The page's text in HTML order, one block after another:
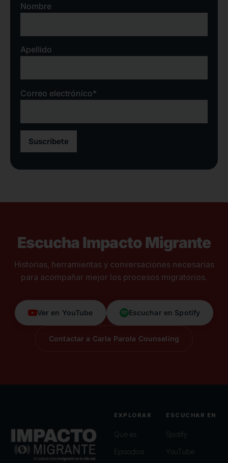
Nombre
Apellido
Correo electrónico*
Escucha Impacto Migrante
Historias, herramientas y conversaciones necesarias
para acompañar mejor los procesos migratorios.
Ver en YouTube Escuchar en Spotify
Contactar a Carla Parola Counseling
EXPLORAR
Qué es
Episodios
ESCUCHAR EN
Spotify
YouTube